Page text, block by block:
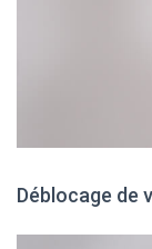
Déblocage de